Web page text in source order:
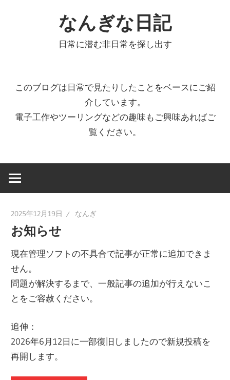
なんぎな日記
日常に潜む非日常を探し出す
このブログは日常で見たりしたことをベースにご紹
介しています。
電子工作やツーリングなどの趣味もご興味あればご
覧ください。
2025年12月19日 なんぎ
お知らせ
現在管理ソフトの不具合で記事が正常に追加できま
せん。
問題が解決するまで、一般記事の追加が行えないこ
とをご容赦ください。
追伸：
2026年6月12日に一部復旧しましたので新規投稿を
再開します。